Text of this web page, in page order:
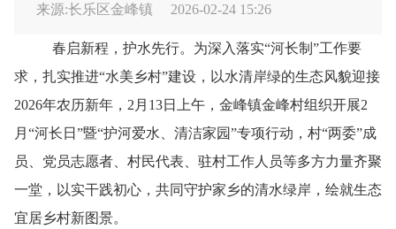
来源:长乐区金峰镇 2026-02-24 15:26
春启新程，护水先行。为深入落实“河长制”工作要
求，扎实推进“水美乡村”建设，以水清岸绿的生态风貌迎接
2026年农历新年，2月13日上午，金峰镇金峰村组织开展2
月“河长日”暨“护河爱水、清洁家园”专项行动，村“两委”成
员、党员志愿者、村民代表、驻村工作人员等多方力量齐聚
一堂，以实干践初心，共同守护家乡的清水绿岸，绘就生态
宜居乡村新图景。